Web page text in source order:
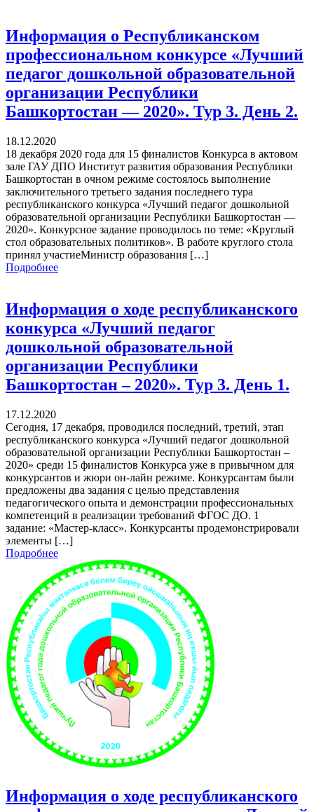
Информация о Республиканском
профессиональном конкурсе «Лучший
педагог дошкольной образовательной
организации Республики
Башкортостан — 2020». Тур 3. День 2.
18.12.2020
18 декабря 2020 года для 15 финалистов Конкурса в актовом
зале ГАУ ДПО Институт развития образования Республики
Башкортостан в очном режиме состоялось выполнение
заключительного третьего задания последнего тура
республиканского конкурса «Лучший педагог дошкольной
образовательной организации Республики Башкортостан —
2020». Конкурсное задание проводилось по теме: «Круглый
стол образовательных политиков». В работе круглого стола
принял участиеМинистр образования […]
Подробнее
Информация о ходе республиканского
конкурса «Лучший педагог
дошкольной образовательной
организации Республики
Башкортостан – 2020». Тур 3. День 1.
17.12.2020
Сегодня, 17 декабря, проводился последний, третий, этап
республиканского конкурса «Лучший педагог дошкольной
образовательной организации Республики Башкортостан –
2020» среди 15 финалистов Конкурса уже в привычном для
конкурсантов и жюри он-лайн режиме. Конкурсантам были
предложены два задания с целью представления
педагогического опыта и демонстрации профессиональных
компетенций в реализации требований ФГОС ДО. 1
задание: «Мастер-класс». Конкурсанты продемонстрировали
элементы […]
Подробнее
Информация о ходе республиканского